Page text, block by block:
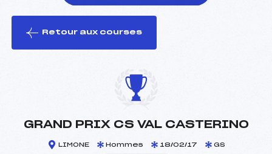
le ski
Retour aux courses
GRAND PRIX CS VAL CASTERINO
LIMONE Hommes 18/02/17 GS